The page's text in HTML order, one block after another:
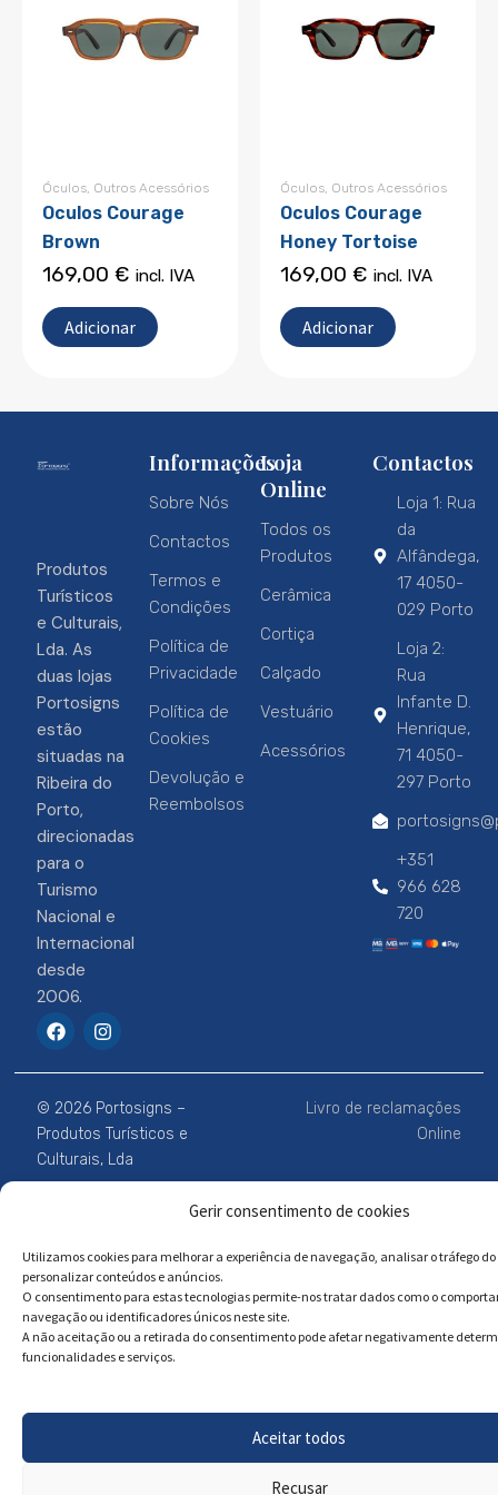
Gerir consentimento de cookies
Utilizamos cookies para melhorar a experiência de navegação, analisar o tráfego do
personalizar conteúdos e anúncios.
O consentimento para estas tecnologias permite-nos tratar dados como o
navegação ou identificadores únicos neste site.
A não aceitação ou a retirada do consentimento pode afetar negativamente
funcionalidades e serviços.
Aceitar todos
Recusar
Óculos Outros Acessórios
Oculos Courage
Brown
169,00 € incl. IVA
Adicionar
Óculos Outros Acessórios
Oculos Courage
Honey Tortoise
169,00 € incl. IVA
Adicionar
Produtos
Turísticos
e Culturais,
Lda. As
duas lojas
Portosigns
estão
situadas na
Ribeira do
Porto,
direcionadas
para o
Turismo
Nacional e
Internacional
desde
2006.
F
a
e
b
o
o
k
I
n
t
a
g
r
a
m
Informações
Sobre Nós
Contactos
Termos e
Condições
Política de
Privacidade
Política de
Cookies
Devolução e
Reembolsos
Loja
Online
Todos os
Produtos
Cerâmica
Cortiça
Calçado
Vestuário
Acessórios
Contactos
Loja 1: Rua
da
Alfândega,
17 4050-
029 Porto
Loja 2:
Rua
Infante D.
Henrique,
71 4050-
297 Porto
+351
966 628
720
© 2026 Portosigns –
Produtos Turísticos e
Culturais, Lda
Livro de reclamações
Online